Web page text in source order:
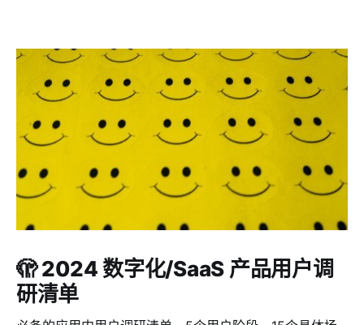
🫣 2024 数字化/SaaS 产品用户调
研清单